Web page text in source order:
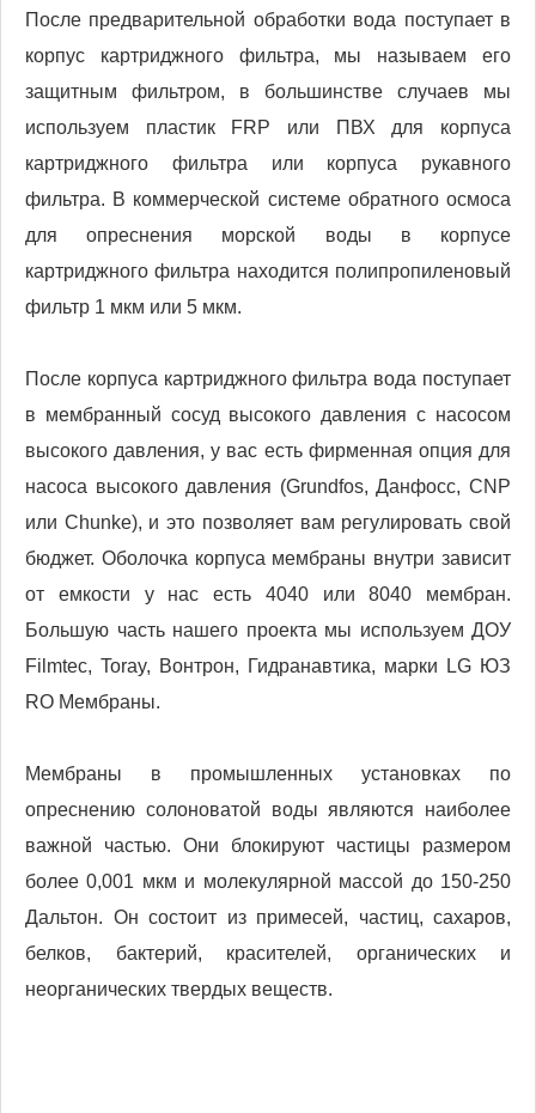
После предварительной обработки вода поступает в
корпус картриджного фильтра, мы называем его
защитным фильтром, в большинстве случаев мы
используем пластик FRP или ПВХ для корпуса
картриджного фильтра или корпуса рукавного
фильтра. В коммерческой системе обратного осмоса
для опреснения морской воды в корпусе
картриджного фильтра находится полипропиленовый
фильтр 1 мкм или 5 мкм.
После корпуса картриджного фильтра вода поступает
в мембранный сосуд высокого давления с насосом
высокого давления, у вас есть фирменная опция для
насоса высокого давления (Grundfos, Данфосс, CNP
или Chunke), и это позволяет вам регулировать свой
бюджет. Оболочка корпуса мембраны внутри зависит
от емкости у нас есть 4040 или 8040 мембран.
Большую часть нашего проекта мы используем ДОУ
Filmtec, Toray, Вонтрон, Гидранавтика, марки LG ЮЗ
RO Мембраны.
Мембраны в промышленных установках по
опреснению солоноватой воды являются наиболее
важной частью. Они блокируют частицы размером
более 0,001 мкм и молекулярной массой до 150-250
Дальтон. Он состоит из примесей, частиц, сахаров,
белков, бактерий, красителей, органических и
неорганических твердых веществ.